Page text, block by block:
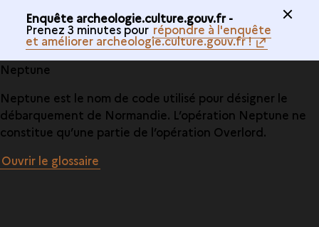
Enquête archeologie.culture.gouv.fr -
Prenez 3 minutes pour répondre à l'enquête
et améliorer archeologie.culture.gouv.fr !
Neptune
Neptune est le nom de code utilisé pour désigner le
débarquement de Normandie. L’opération Neptune ne
constitue qu’une partie de l’opération Overlord.
Ouvrir le glossaire